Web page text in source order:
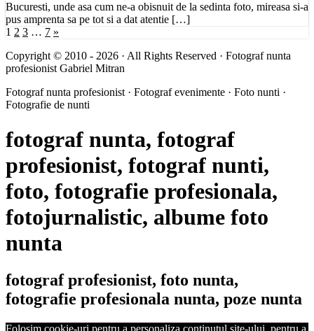
Bucuresti, unde asa cum ne-a obisnuit de la sedinta foto, mireasa si-a
pus amprenta sa pe tot si a dat atentie […]
1 2 3 … 7 »
Copyright © 2010 - 2026 · All Rights Reserved · Fotograf nunta
profesionist Gabriel Mitran
Fotograf nunta profesionist · Fotograf evenimente · Foto nunti ·
Fotografie de nunti
fotograf nunta, fotograf
profesionist, fotograf nunti,
foto, fotografie profesionala,
fotojurnalistic, albume foto
nunta
fotograf profesionist, foto nunta,
fotografie profesionala nunta, poze nunta